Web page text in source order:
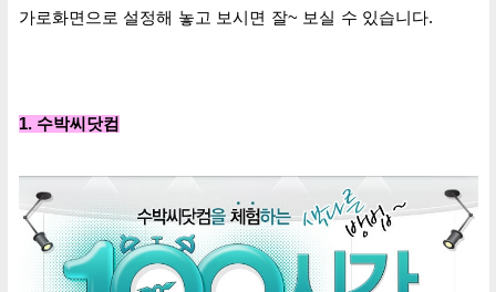
가로화면으로 설정해 놓고 보시면 잘~ 보실 수 있습니다.
1. 수박씨닷컴